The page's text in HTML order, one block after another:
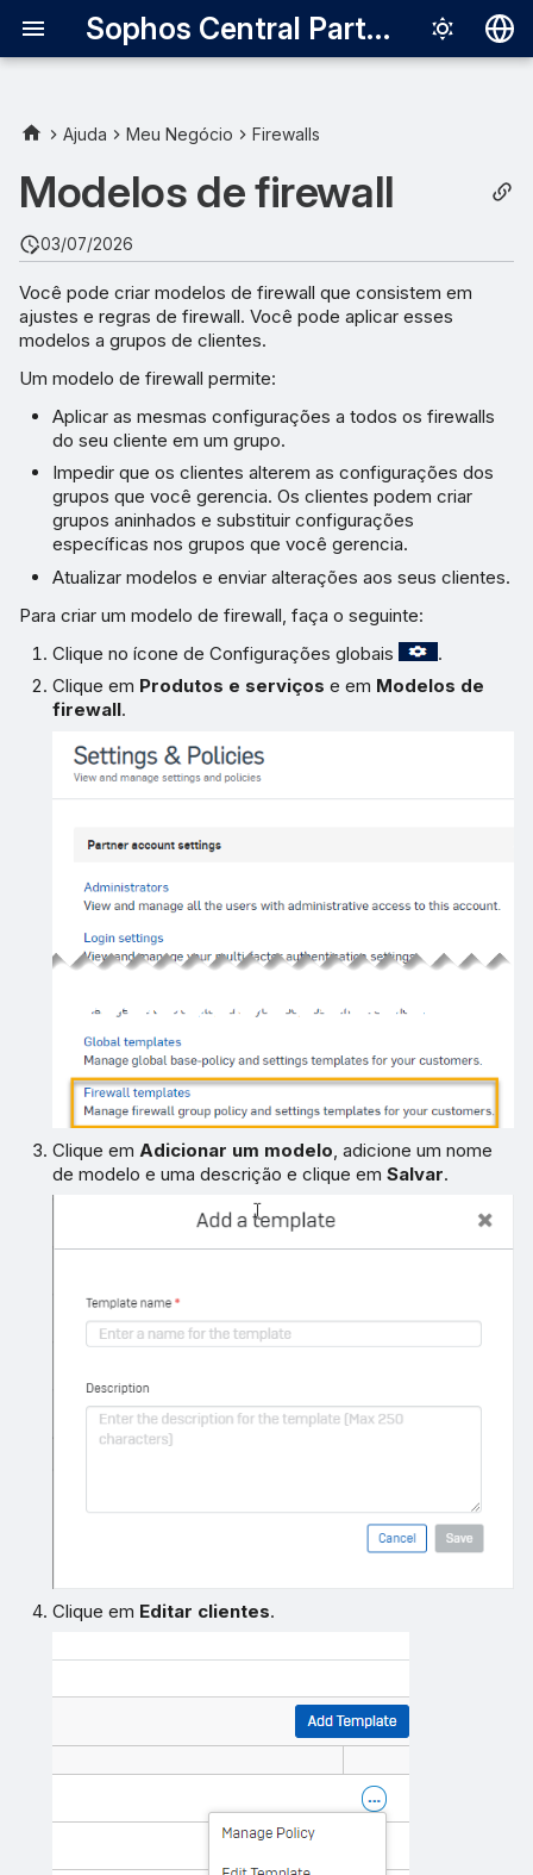
Sophos Central Partner
Italiano
日本語
中文（繁體）
Ajuda Meu Negócio Firewalls
Modelos de firewall
03/07/2026
Você pode criar modelos de firewall que consistem em
ajustes e regras de firewall. Você pode aplicar esses
modelos a grupos de clientes.
Um modelo de firewall permite:
Aplicar as mesmas configurações a todos os firewalls
do seu cliente em um grupo.
Impedir que os clientes alterem as configurações dos
grupos que você gerencia. Os clientes podem criar
grupos aninhados e substituir configurações
específicas nos grupos que você gerencia.
Atualizar modelos e enviar alterações aos seus clientes.
Para criar um modelo de firewall, faça o seguinte:
Clique no ícone de Configurações globais
.
Clique em Produtos e serviços e em Modelos de
firewall.
Clique em Adicionar um modelo , adicione um nome
de modelo e uma descrição e clique emSalvar.
Clique em Editar clientes.